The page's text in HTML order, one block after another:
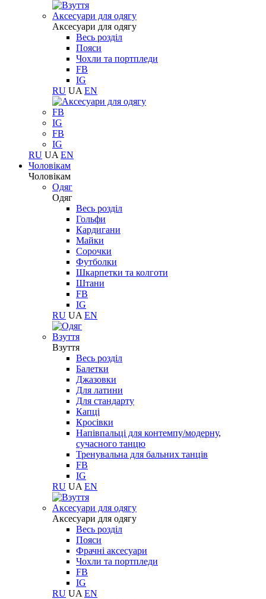
Aксесуари для одягу
Aксесуари для одягу
Весь розділ
Пояси
Чохли та портпледи
FB
IG
RU UA EN
FB
IG
FB
IG
RU UA EN
Чоловікам
Чоловікам
Одяг
Одяг
Весь розділ
Гольфи
Кардигани
Майки
Сорочки
Футболки
Шкарпетки та колготи
Штани
FB
IG
RU UA EN
Взуття
Взуття
Весь розділ
Балетки
Джазовки
Для латини
Для стандарту
Капці
Кросівки
Напівпальці для контемпу/модерну,
сучасного танцю
Тренувальна для бальних танців
FB
IG
RU UA EN
Aксесуари для одягу
Aксесуари для одягу
Весь розділ
Пояси
Фрачні аксесуари
Чохли та портпледи
FB
IG
RU UA EN